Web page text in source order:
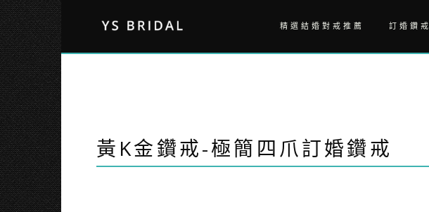
Skip
to
content
精選結婚對戒推薦 訂婚鑽戒
黃K金鑽戒-極簡四爪訂婚鑽戒